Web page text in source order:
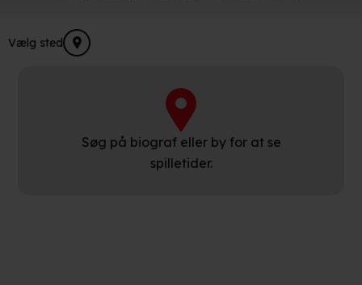
Vælg sted
Søg på biograf eller by for at se
spilletider.